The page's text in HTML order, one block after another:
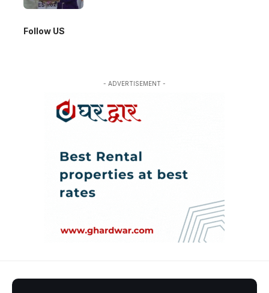
Follow US
- ADVERTISEMENT -